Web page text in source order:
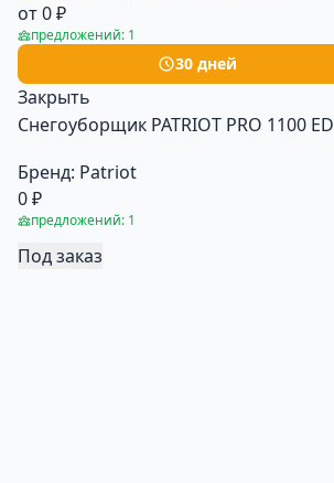
от 0 ₽
предложений: 1
30 дней
Закрыть
Снегоуборщик PATRIOT PRO 1100 ED
Бренд: Patriot
0 ₽
предложений: 1
Под заказ